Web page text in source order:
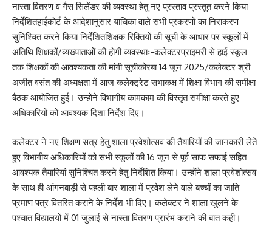
नास्ता वितरण व गैस सिलेंडर की व्यवस्था हेतु नए प्रस्ताव प्रस्तुत करने किया
निर्देशितहाईकोर्ट के आदेशानुसार याचिका वाले सभी प्रकरणों का निराकरण
सुनिश्चित करने किया निर्देशितशिक्षक रिक्तियों की सूची के आधार पर स्कूलों में
अतिथि शिक्षकों/व्यख्याताओं की होगी व्यवस्थाः-कलेक्टरप्राइमरी से हाई स्कूल
तक शिक्षकों की आवश्यकता की मांगी सूचीकोरबा 14 जून 2025/कलेक्टर श्री
अजीत वसंत की अध्यक्षता में आज कलेक्ट्रेट सभाकक्ष में शिक्षा विभाग की समीक्षा
बैठक आयोजित हुई। उन्होंने विभागीय कामकाम की विस्तृत समीक्षा करते हुए
अधिकारियों को आवश्यक दिशा निर्देश दिए।
कलेक्टर ने नए शिक्षण सत्र हेतु शाला प्रवेशोत्सव की तैयारियों की जानकारी लेते
हुए विभागीय अधिकारियों को सभी स्कूलों की 16 जून से पूर्व साफ सफाई सहित
आवश्यक तैयारियां सुनिश्चित करने हेतु निर्देशित किया। उन्होंने शाला प्रवेशोत्सव
के साथ ही आंगनबाड़ी से पहली बार शाला में प्रवेश लेने वाले बच्चों का जाति
प्रमाण पत्र वितरित कराने के निर्देश भी दिए। कलेक्टर ने शाला खुलने के
पश्चात विद्यालयों में 01 जुलाई से नास्ता वितरण प्रारंभ कराने की बात कही।